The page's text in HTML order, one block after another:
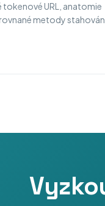
tokenové URL, anatomie
metody